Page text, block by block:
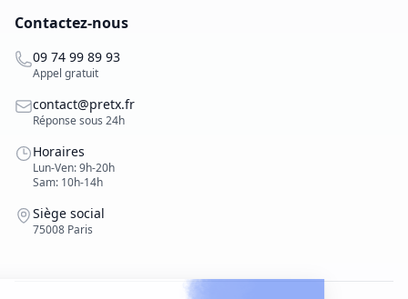
Contactez-nous
09 74 99 89 93
Appel gratuit
contact@pretx.fr
Réponse sous 24h
Horaires
Lun-Ven: 9h-20h
Sam: 10h-14h
Siège social
75008 Paris